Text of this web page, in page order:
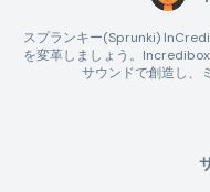
スプランキー(Sprunki)
を変革しましょう。
サウンドで創造し、